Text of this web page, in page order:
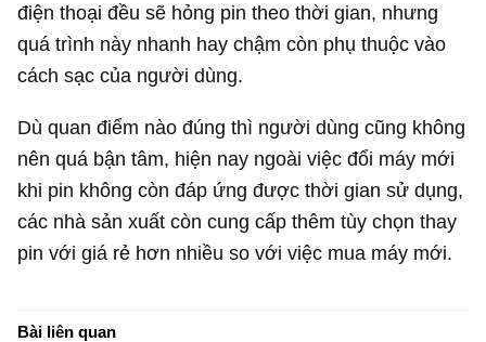
điện thoại đều sẽ hỏng pin theo thời gian, nhưng
quá trình này nhanh hay chậm còn phụ thuộc vào
cách sạc của người dùng.
Dù quan điểm nào đúng thì người dùng cũng không
nên quá bận tâm, hiện nay ngoài việc đổi máy mới
khi pin không còn đáp ứng được thời gian sử dụng,
các nhà sản xuất còn cung cấp thêm tùy chọn thay
pin với giá rẻ hơn nhiều so với việc mua máy mới.
Bài liên quan